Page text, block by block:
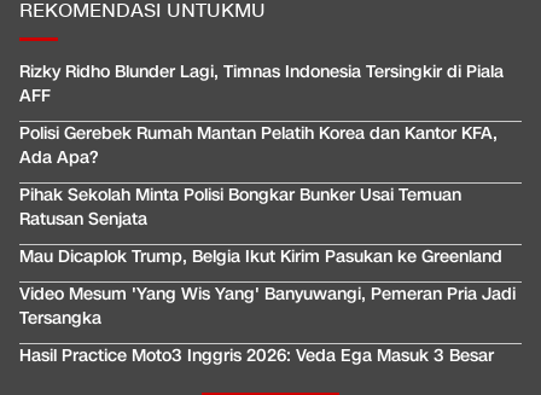
REKOMENDASI UNTUKMU
Rizky Ridho Blunder Lagi, Timnas Indonesia Tersingkir di Piala
AFF
Polisi Gerebek Rumah Mantan Pelatih Korea dan Kantor KFA,
Ada Apa?
Pihak Sekolah Minta Polisi Bongkar Bunker Usai Temuan
Ratusan Senjata
Mau Dicaplok Trump, Belgia Ikut Kirim Pasukan ke Greenland
Video Mesum 'Yang Wis Yang' Banyuwangi, Pemeran Pria Jadi
Tersangka
Hasil Practice Moto3 Inggris 2026: Veda Ega Masuk 3 Besar